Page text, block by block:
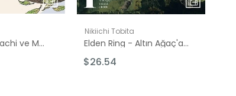
Kedi Dostlar Hachi ve Maruru 1
Nikiichi Tobita
Elden Ring - Altın Ağaç'a Yolculuk 1
$26.54